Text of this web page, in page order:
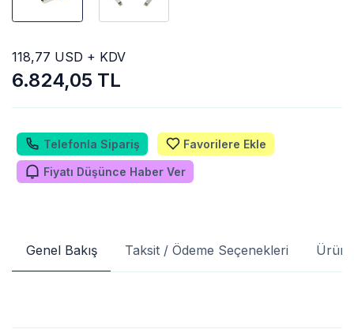
6.824,05 TL
118,77 USD + KDV
Telefonla Sipariş Favorilere Ekle
Fiyatı Düşünce Haber Ver
Genel Bakış Taksit / Ödeme Seçenekleri Ürün